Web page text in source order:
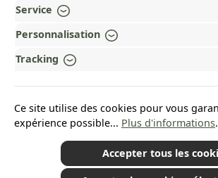
Revoke a contract
POURQUOI HEAD&NATURE ?
OUR COMMUNITIES
*Tous les prix incluent la TVA plus les frais d'expédition
Service
Personnalisation
Tracking
Ce site utilise des cookies pour vous
expérience possible... Plus d'informations.
Accepter tous les